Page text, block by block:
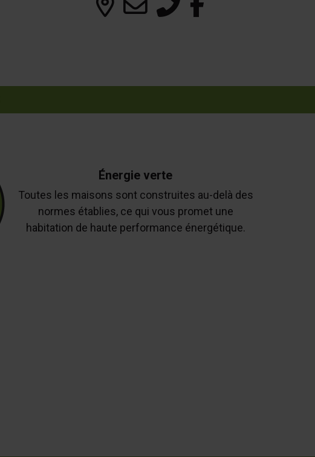
Énergie verte
Toutes les maisons sont construites au-delà des
normes établies, ce qui vous promet une
habitation de haute performance énergétique.